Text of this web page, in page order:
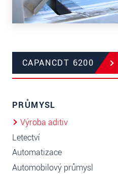
CAPANCDT 6200
PRŮMYSL
Výroba aditiv
Letectví
Automatizace
Automobilový průmysl